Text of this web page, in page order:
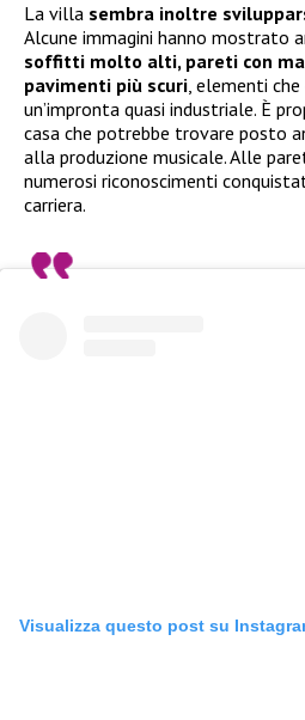
La villa sembra inoltre
Alcune immagini hanno mostrato
soffitti molto alti, pareti con
pavimenti più scuri, elementi
un’impronta quasi industriale. È
casa che potrebbe trovare posto
alla produzione musicale. Alle
numerosi riconoscimenti
carriera.
Visualizza questo post su